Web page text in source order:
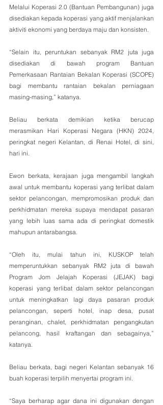
Melalui Koperasi 2.0 (Bantuan Pembangunan) juga
disediakan kepada koperasi yang aktif menjalankan
aktiviti ekonomi yang berdaya maju dan konsisten.
“Selain itu, peruntukan sebanyak RM2 juta juga
disediakan di bawah program Bantuan
Pemerkasaan Rantaian Bekalan Koperasi (SCOPE)
bagi membantu rantaian bekalan perniagaan
masing-masing,” katanya.
Beliau berkata demikian ketika berucap
merasmikan Hari Koperasi Negara (HKN) 2024,
peringkat negeri Kelantan, di Renai Hotel, di sini,
hari ini.
Ewon berkata, kerajaan juga mengambil langkah
awal untuk membantu koperasi yang terlibat dalam
sektor pelancongan, mempromosikan produk dan
perkhidmatan mereka supaya mendapat pasaran
yang lebih luas sama ada di peringkat domestik
mahupun antarabangsa.
“Oleh itu, mulai tahun ini, KUSKOP telah
memperuntukkan sebanyak RM2 juta di bawah
Program Jom Jelajah Koperasi (JEJAK) bagi
koperasi yang terlibat dalam sektor pelancongan
untuk meningkatkan lagi daya pasaran produk
pelancongan, seperti hotel, inap desa, pusat
peranginan, chalet, perkhidmatan pengangkutan
pelancong, hasil kraftangan dan sebagainya,”
katanya.
Beliau berkata, bagi negeri Kelantan sebanyak 16
buah koperasi terpilih menyertai program ini.
“Saya berharap agar dana ini digunakan dengan